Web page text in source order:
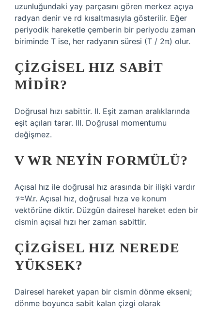
uzunluğundaki yay parçasını gören merkez açıya
radyan denir ve rd kısaltmasıyla gösterilir. Eğer
periyodik hareketle çemberin bir periyodu zaman
biriminde T ise, her radyanın süresi (T / 2π) olur.
ÇIZGISEL HIZ SABIT
MIDIR?
Doğrusal hızı sabittir. II. Eşit zaman aralıklarında
eşit açıları tarar. III. Doğrusal momentumu
değişmez.
V WR NEYIN FORMÜLÜ?
Açısal hız ile doğrusal hız arasında bir ilişki vardır
𝒱=W.r. Açısal hız, doğrusal hıza ve konum
vektörüne diktir. Düzgün dairesel hareket eden bir
cismin açısal hızı her zaman sabittir.
ÇIZGISEL HIZ NEREDE
YÜKSEK?
Dairesel hareket yapan bir cismin dönme ekseni;
dönme boyunca sabit kalan çizgi olarak